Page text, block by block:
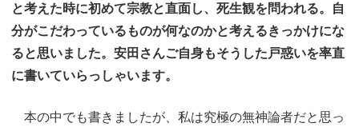
と考えた時に初めて宗教と直面し、死生観を問われる。自
分がこだわっているものが何なのかと考えるきっかけにな
ると思いました。安田さんご自身もそうした戸惑いを率直
に書いていらっしゃいます。
本の中でも書きましたが、私は究極の無神論者だと思っ